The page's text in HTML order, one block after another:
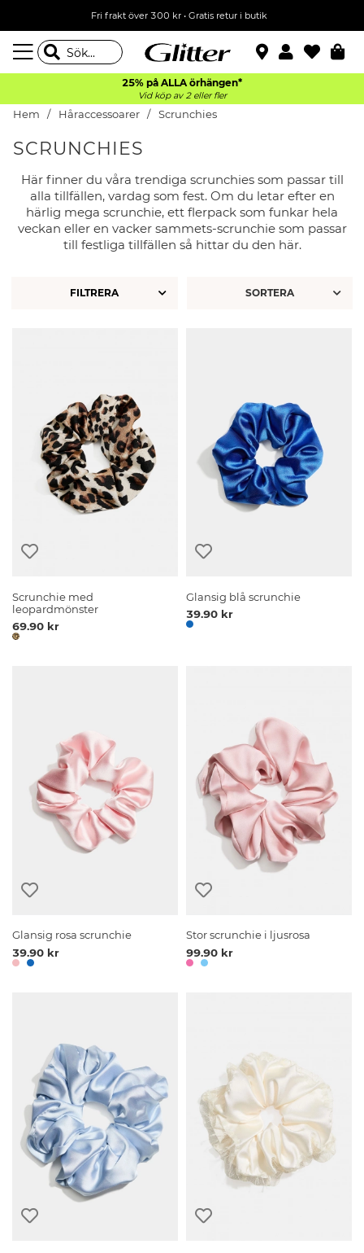
Fri frakt över 300 kr• Gratis retur i butik
25% på ALLA örhängen*
Vid köp av 2 eller fler
Hem Håraccessoarer Scrunchies
SCRUNCHIES
Här finner du våra trendiga scrunchies som passar till
alla tillfällen, vardag som fest. Om du letar efter en
härlig mega scrunchie, ett flerpack som funkar hela
veckan eller en vacker sammets-scrunchie som passar
till festliga tillfällen så hittar du den här.
FILTRERA
Scrunchie med
leopardmönster
69.90 kr
Glansig blå scrunchie
39.90 kr
Glansig rosa scrunchie
39.90 kr
Stor scrunchie i ljusrosa
99.90 kr